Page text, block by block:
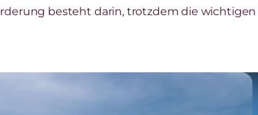
besteht darin, trotzdem die